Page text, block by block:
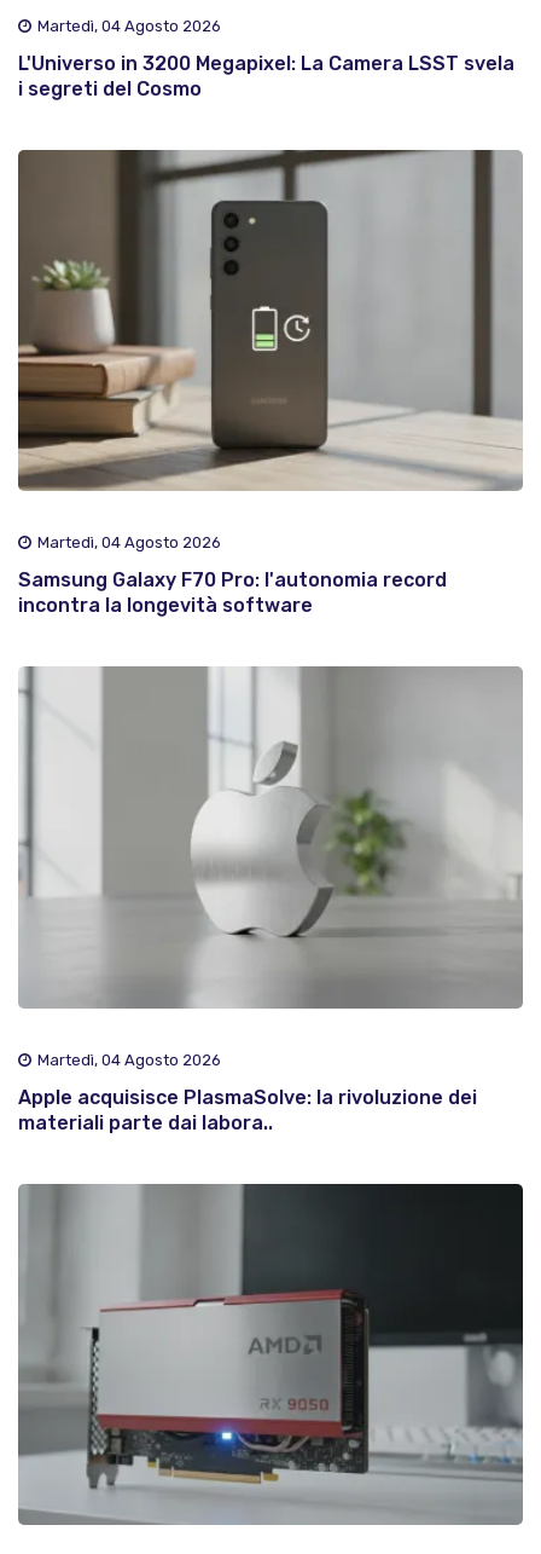
Martedì, 04 Agosto 2026
L'Universo in 3200 Megapixel: La Camera LSST svela
i segreti del Cosmo
Martedì, 04 Agosto 2026
Samsung Galaxy F70 Pro: l'autonomia record
incontra la longevità software
Martedì, 04 Agosto 2026
Apple acquisisce PlasmaSolve: la rivoluzione dei
materiali parte dai labora..